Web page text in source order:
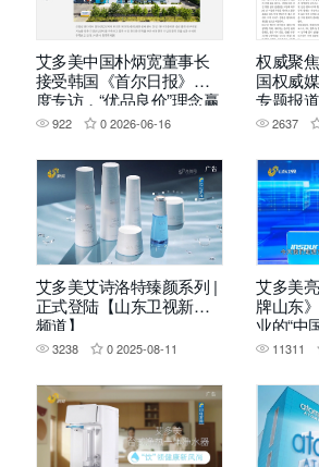
艾多美中国朴炳宽董事长
接受韩国《首尔日报》深
度专访，“优品良价”理念赢
得权威认可
922 0 2026-06-16
权威聚
国权威
专题报道
2637
艾多美艾诗洛特臻颜系列 |
正式登陆【山东卫视新闻
频道】
3238 0 2025-08-11
艾多美
牌山东
业的“中
11311